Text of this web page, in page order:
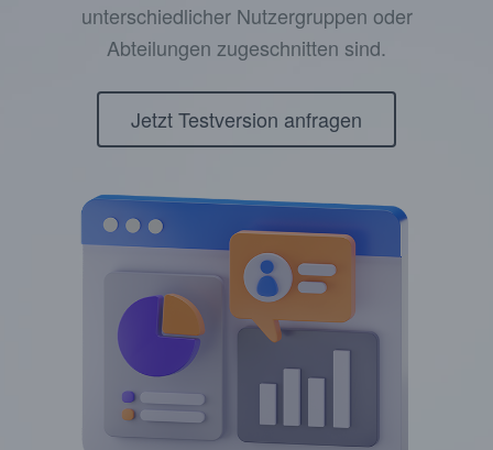
unterschiedlicher Nutzergruppen oder
Abteilungen zugeschnitten sind.
Jetzt Testversion anfragen